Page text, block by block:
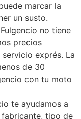
marcar la
un susto.
no tiene
precios
exprés. La
de 30
con tu moto
te ayudamos a
tipo de